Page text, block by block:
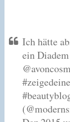
Ich hätte
ein